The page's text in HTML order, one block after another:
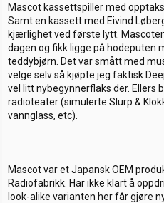
Mascot kassettspiller med
Samt en kassett med Eivind
kjærlighet ved første lytt.
dagen og fikk ligge på hodeputen
teddybjørn. Det var smått med
velge selv så kjøpte jeg faktisk
vel litt nybegynnerflaks der. Ellers
radioteater (simulerte Slurp &
vannglass, etc).
Mascot var et Japansk OEM
Radiofabrikk. Har ikke klart å
look-alike varianten her får gjøre